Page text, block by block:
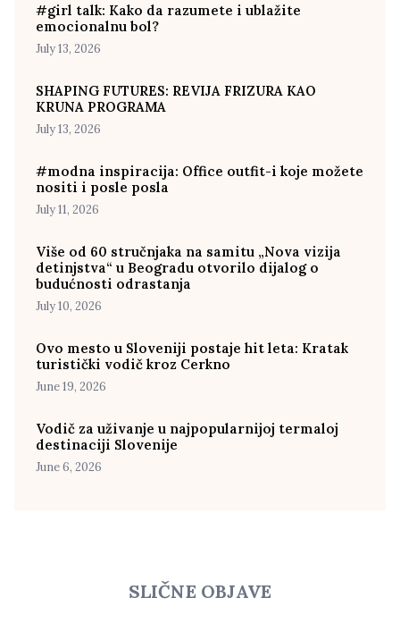
#girl talk: Kako da razumete i ublažite
emocionalnu bol?
July 13, 2026
SHAPING FUTURES: REVIJA FRIZURA KAO
KRUNA PROGRAMA
July 13, 2026
#modna inspiracija: Office outfit-i koje možete
nositi i posle posla
July 11, 2026
Više od 60 stručnjaka na samitu „Nova vizija
detinjstva“ u Beogradu otvorilo dijalog o
budućnosti odrastanja
July 10, 2026
Ovo mesto u Sloveniji postaje hit leta: Kratak
turistički vodič kroz Cerkno
June 19, 2026
Vodič za uživanje u najpopularnijoj termaloj
destinaciji Slovenije
June 6, 2026
SLIČNE OBJAVE